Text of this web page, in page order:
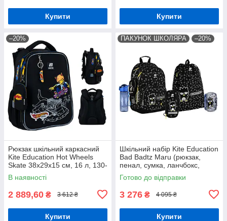
Купити Купити
–20%
Рюкзак шкільний каркасний
Kite Education Hot Wheels
Skate 38x29x15 см, 16 л, 130-
145 см, чорний
В наявності
2 889,60 ₴ 3 612 ₴
Купити
ПАКУНОК ШКОЛЯРА –20%
Шкільний набір Kite Education
Bad Badtz Maru (рюкзак,
пенал, сумка, ланчбокс,
пляшка) 130-145 см
Готово до відправки
3 276 ₴ 4 095 ₴
Купити